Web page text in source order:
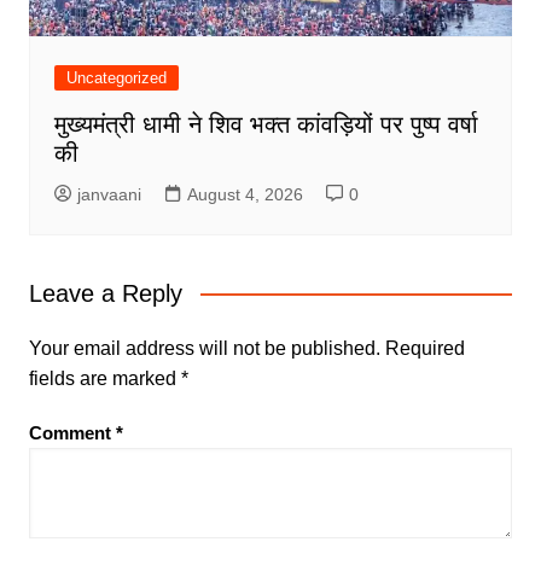
Uncategorized
मुख्यमंत्री धामी ने शिव भक्त कांवड़ियों पर पुष्प वर्षा
की
janvaani August 4, 2026 0
Leave a Reply
Your email address will not be published. Required
fields are marked *
Comment *